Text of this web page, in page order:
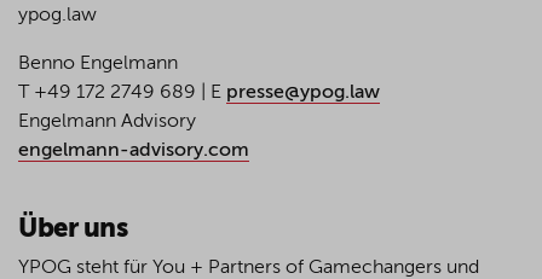
ypog.law
Benno Engelmann
T +49 172 2749 689 | E presse@ypog.law
Engelmann Advisory
engelmann-advisory.com
Über uns
YPOG steht für You + Partners of Gamechangers und